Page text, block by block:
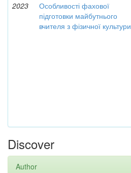
2023
Особливості фахової
підготовки майбутнього
вчителя з фізичної культури
Discover
Author